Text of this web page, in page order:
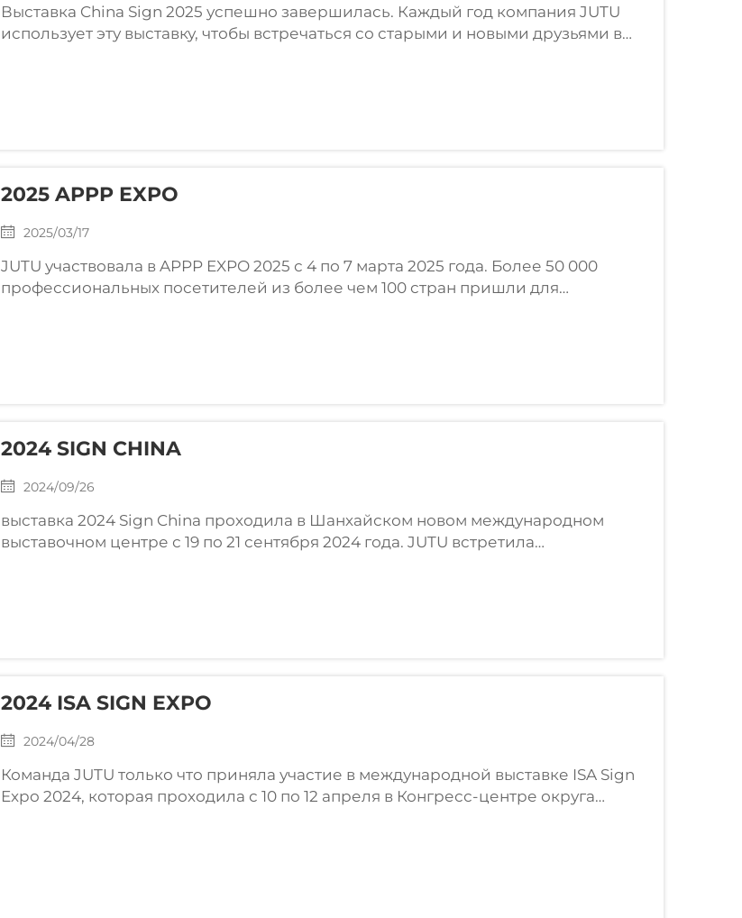
Выставка China Sign 2025 успешно завершилась. Каждый год компания JUTU
использует эту выставку, чтобы встречаться со старыми и новыми друзьями в
2025 APPP EXPO
2025/03/17
JUTU участвовала в APPP EXPO 2025 с 4 по 7 марта 2025 года. Более 50 000
профессиональных посетителей из более чем 100 стран пришли для
2024 SIGN CHINA
2024/09/26
выставка 2024 Sign China проходила в Шанхайском новом международном
выставочном центре с 19 по 21 сентября 2024 года. JUTU встретила
2024 ISA SIGN EXPO
2024/04/28
Команда JUTU только что приняла участие в международной выставке ISA Sign
Expo 2024, которая проходила с 10 по 12 апреля в Конгресс-центре округа